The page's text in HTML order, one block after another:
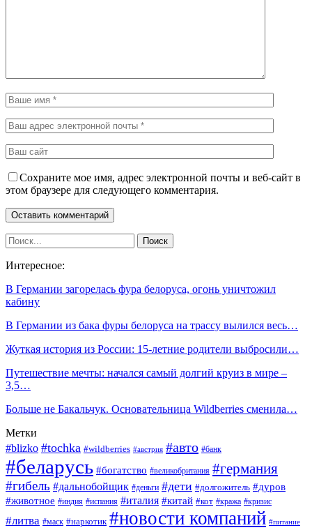
Сохраните мое имя, адрес электронной почты и веб-сайт в
этом браузере для следующего комментария.
Интересное:
В Германии загорелась фура белоруса, огонь уничтожил
кабину
В Германии из бака фуры белоруса на трассу вылился весь…
Жуткая история из России: 15-летние родители выбросили…
Путешествие мечты: начался самый долгий круиз в мире –
3,5…
Больше не Бакальчук. Основательница Wildberries сменила…
Метки
#blizko #tochka #wildberries #австрия #авто #банк
#беларусь #богатство #великобритания #германия
#гибель #дальнобойщик #деньги #дети #долгожитель #дуров
#животное #индия #испания #италия #китай #кот #кража #кризис
#литва #маск #наркотик #новости компаний #питание